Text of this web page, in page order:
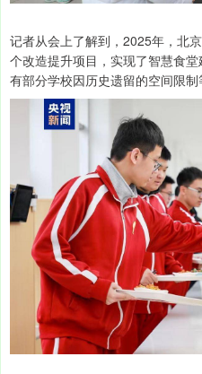
记者从会上了解到，2025年，北
个改造提升项目，实现了智慧食
有部分学校因历史遗留的空间限制